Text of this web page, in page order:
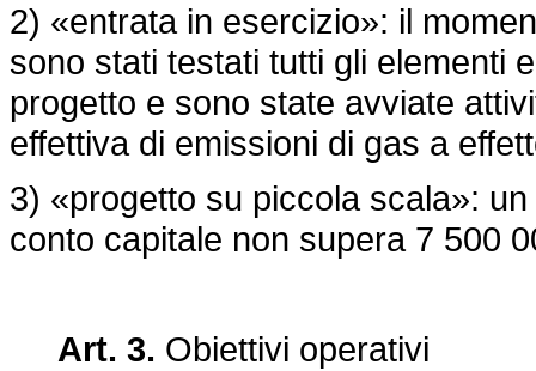
2) «entrata in esercizio»: il
sono stati testati tutti gli elementi
progetto e sono state avviate
effettiva di emissioni di gas a
3) «progetto su piccola scala»:
conto capitale non supera 7 500
Art. 3. Obiettivi operativi